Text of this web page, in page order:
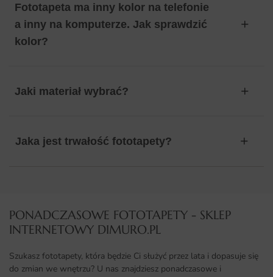
Fototapeta ma inny kolor na telefonie
a inny na komputerze. Jak sprawdzić
kolor?
Jaki materiał wybrać?
Jaka jest trwałość fototapety?
PONADCZASOWE FOTOTAPETY - SKLEP
INTERNETOWY DIMURO.PL​
Szukasz fototapety, która będzie Ci służyć przez lata i dopasuje się
do zmian we wnętrzu? U nas znajdziesz ponadczasowe i